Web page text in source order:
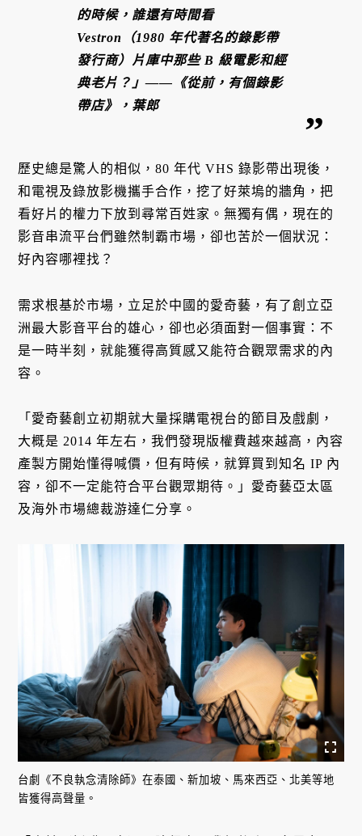
的時候，誰還有時間看
Vestron（1980 年代著名的錄影帶
發行商）片庫中那些 B 級電影和經
典老片？」——《從前，有個錄影
帶店》，葉郎
歷史總是驚人的相似，80 年代 VHS 錄影帶出現後，
和電視及錄放影機攜手合作，挖了好萊塢的牆角，把
看好片的權力下放到尋常百姓家。無獨有偶，現在的
影音串流平台們雖然制霸市場，卻也苦於一個狀況：
好內容哪裡找？
需求根基於市場，立足於中國的愛奇藝，有了創立亞
洲最大影音平台的雄心，卻也必須面對一個事實：不
是一時半刻，就能獲得高質感又能符合觀眾需求的內
容。
「愛奇藝創立初期就大量採購電視台的節目及戲劇，
大概是 2014 年左右，我們發現版權費越來越高，內容
產製方開始懂得喊價，但有時候，就算買到知名 IP 內
容，卻不一定能符合平台觀眾期待。」愛奇藝亞太區
及海外市場總裁游達仁分享。
台劇《不良執念清除師》在泰國、新加坡、馬來西亞、北美等地
皆獲得高聲量。